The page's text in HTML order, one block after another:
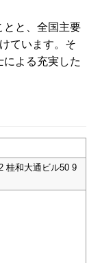
とと、全国主要
ています。そ
よる充実した
桂和大通ビル50 9